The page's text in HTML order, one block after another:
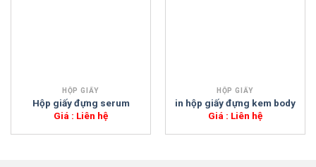
HỘP GIẤY
Hộp giấy đựng serum
Giá : Liên hệ
HỘP GIẤY
in hộp giấy đựng kem body
Giá : Liên hệ